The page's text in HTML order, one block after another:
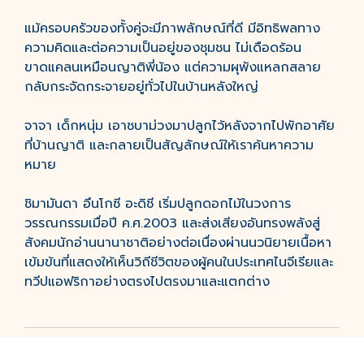
แม้ครอบครัวของทั้งคู่จะมีภาพลักษณ์ที่ดี มีอิทธิพลทาง
ความคิดและต่อความเป็นอยู่ของชุมชน ไม่เดือดร้อน
ขาดแคลนเหมือนญาติพี่น้อง แต่ความผุพังแหลกสลาย
กลับกระจัดกระจายอยู่ทั่วไปในบ้านหลังใหญ่
จาจา เด็กหนุ่ม เอาชบาม่วงมาปลูกไว้หลังจากไปพักอาศัย
ที่บ้านญาติ และกลายเป็นสัญลักษณ์ให้เราค้นหาความ
หมาย
ชิมามันดา อึนโกซี อะดิชี เริ่มปลูกดอกไม้ในวงการ
วรรณกรรมเมื่อปี ค.ศ.2003 และส่งเสียงอันทรงพลังสู่
สังคมนักอ่านนานาชาติอย่างต่อเนื่องผ่านนวนิยายเนื้อหา
เข้มข้นที่แสดงให้เห็นวิถีชีวิตของผู้คนในประเทศไนจีเรียและ
ทวีปแอฟริกาอย่างตรงไปตรงมาและแตกต่าง